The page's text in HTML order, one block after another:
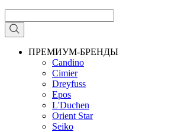
ПРЕМИУМ-БРЕНДЫ
Candino
Cimier
Dreyfuss
Epos
L'Duchen
Orient Star
Seiko